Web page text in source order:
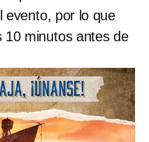
evento, por lo que
10 minutos antes de